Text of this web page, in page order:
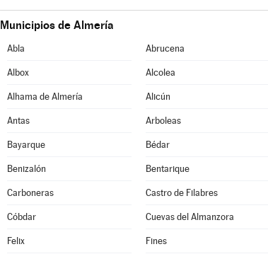
Municipios de Almería
Abla Abrucena
Albox Alcolea
Alhama de Almería Alicún
Antas Arboleas
Bayarque Bédar
Benizalón Bentarique
Carboneras Castro de Filabres
Cóbdar Cuevas del Almanzora
Felix Fines